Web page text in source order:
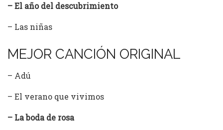
– El año del descubrimiento
– Las niñas
MEJOR CANCIÓN ORIGINAL
– Adú
– El verano que vivimos
– La boda de rosa